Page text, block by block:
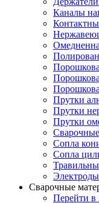
Каналы
Прутки
Прутки
Прутки
Сопла
Сопла
Сварочные
Перейти в